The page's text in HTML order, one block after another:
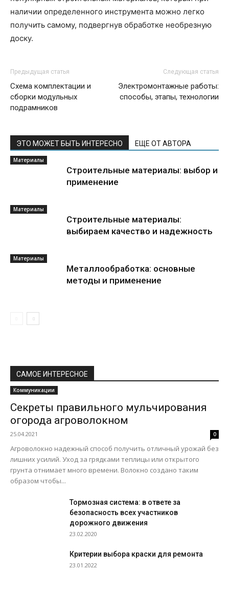
наличии определенного инструмента можно легко
получить самому, подвергнув обработке необрезную
доску.
Предыдущая статья
Схема комплектации и
сборки модульных
подрамников
Следующая статья
Электромонтажные работы:
способы, этапы, технологии
ЭТО МОЖЕТ БЫТЬ ИНТЕРЕСНО ЕЩЕ ОТ АВТОРА
Материалы
Строительные материалы: выбор и
применение
Материалы
Строительные материалы:
выбираем качество и надежность
Материалы
Металлообработка: основные
методы и применение
САМОЕ ИНТЕРЕСНОЕ
Коммуникации
Секреты правильного мульчирования
огорода агроволокном
25.04.2021 0
Агроволокно надежный способ получить отличный урожай без
лишних усилий. Уход за грядками теплицы или открытого
грунта отнимает много времени. Волокно создано таким
образом чтобы...
Тормозная система: в ответе за
безопасность всех участников
дорожного движения
23.02.2020
Критерии выбора краски для ремонта
23.01.2022